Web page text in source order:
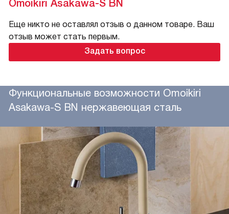
Omoikiri Asakawa-S BN
Еще никто не оставлял отзыв о данном товаре. Ваш
отзыв может стать первым.
Задать вопрос
Функциональные возможности Omoikiri
Asakawa-S BN нержавеющая сталь